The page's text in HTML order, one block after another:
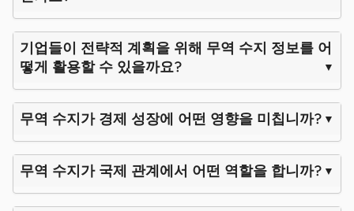
기업들이 전략적 계획을 위해 무역 수지 정보를 어
떻게 활용할 수 있을까요?
무역 수지가 경제 성장에 어떤 영향을 미칩니까?
무역 수지가 국제 관계에서 어떤 역할을 합니까?